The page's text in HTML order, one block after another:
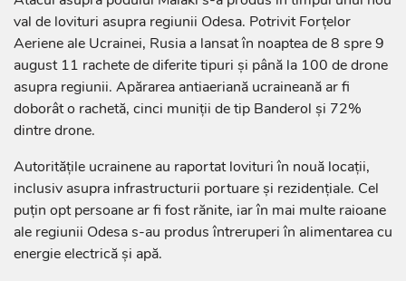
val de lovituri asupra regiunii Odesa. Potrivit Forțelor
Aeriene ale Ucrainei, Rusia a lansat în noaptea de 8 spre 9
august 11 rachete de diferite tipuri și până la 100 de drone
asupra regiunii. Apărarea antiaeriană ucraineană ar fi
doborât o rachetă, cinci muniții de tip Banderol și 72%
dintre drone.
Autoritățile ucrainene au raportat lovituri în nouă locații,
inclusiv asupra infrastructurii portuare și rezidențiale. Cel
puțin opt persoane ar fi fost rănite, iar în mai multe raioane
ale regiunii Odesa s-au produs întreruperi în alimentarea cu
energie electrică și apă.